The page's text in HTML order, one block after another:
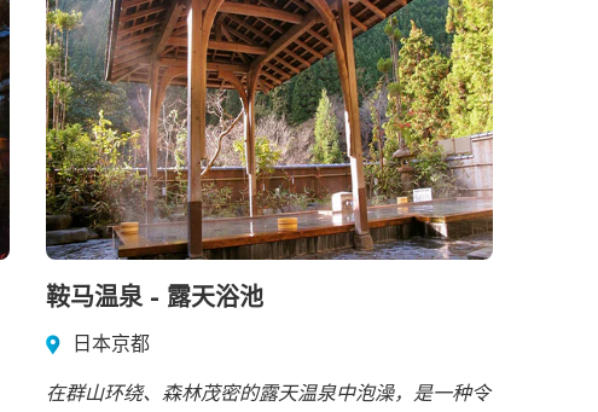
鞍马温泉 - 露天浴池
日本京都
在群山环绕、森林茂密的露天温泉中泡澡，是一种令